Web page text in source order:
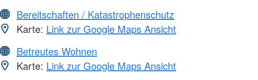
Bereitschaften / Katastrophenschutz
Karte: Link zur Google Maps Ansicht
Betreutes Wohnen
Karte: Link zur Google Maps Ansicht